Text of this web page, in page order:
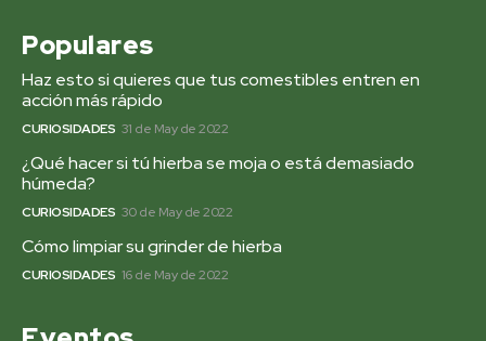
Populares
Haz esto si quieres que tus comestibles entren en
acción más rápido
CURIOSIDADES 31 de May de 2022
¿Qué hacer si tú hierba se moja o está demasiado
húmeda?
CURIOSIDADES 30 de May de 2022
Cómo limpiar su grinder de hierba
CURIOSIDADES 16 de May de 2022